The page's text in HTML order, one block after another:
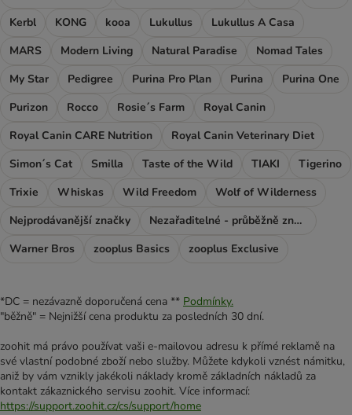
Kerbl
KONG kooa Lukullus
Lukullus A Casa
MARS
Modern Living Natural Paradise
Nomad Tales
My Star
Pedigree Purina Pro Plan Purina
Purina One
Purizon
Rocco Rosie´s Farm
Royal Canin
Royal Canin CARE Nutrition
Royal Canin Veterinary Diet
Simon´s Cat
Smilla Taste of the Wild TIAKI
Tigerino
Trixie
Whiskas Wild Freedom
Wolf of Wilderness
Nejprodávanější značky
Nezařaditelné - průběžně značky
Warner Bros
zooplus Basics zooplus Exclusive
*DC = nezávazně doporučená cena ** Podmínky.
"běžně" = Nejnižší cena produktu za posledních 30 dní.
zoohit má právo používat vaši e-mailovou adresu k přímé reklamě na
své vlastní podobné zboží nebo služby. Můžete kdykoli vznést námitku,
aniž by vám vznikly jakékoli náklady kromě základních nákladů za
kontakt zákaznického servisu zoohit. Více informací:
https://support.zoohit.cz/cs/support/home